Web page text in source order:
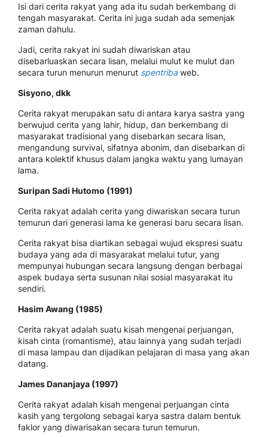
Isi dari cerita rakyat yang ada itu sudah berkembang di
tengah masyarakat. Cerita ini juga sudah ada semenjak
zaman dahulu.
Jadi, cerita rakyat ini sudah diwariskan atau
disebarluaskan secara lisan, melalui mulut ke mulut dan
secara turun menurun menurut spentribaweb.
Sisyono, dkk
Cerita rakyat merupakan satu di antara karya sastra yang
berwujud cerita yang lahir, hidup, dan berkembang di
masyarakat tradisional yang disebarkan secara lisan,
mengandung survival, sifatnya abonim, dan disebarkan di
antara kolektif khusus dalam jangka waktu yang lumayan
lama.
Suripan Sadi Hutomo (1991)
Cerita rakyat adalah cerita yang diwariskan secara turun
temurun dari generasi lama ke generasi baru secara lisan.
Cerita rakyat bisa diartikan sebagai wujud ekspresi suatu
budaya yang ada di masyarakat melalui tutur, yang
mempunyai hubungan secara langsung dengan berbagai
aspek budaya serta susunan nilai sosial masyarakat itu
sendiri.
Hasim Awang (1985)
Cerita rakyat adalah suatu kisah mengenai perjuangan,
kisah cinta (romantisme), atau lainnya yang sudah terjadi
di masa lampau dan dijadikan pelajaran di masa yang akan
datang.
James Dananjaya (1997)
Cerita rakyat adalah kisah mengenai perjuangan cinta
kasih yang tergolong sebagai karya sastra dalam bentuk
faklor yang diwarisakan secara turun temurun.